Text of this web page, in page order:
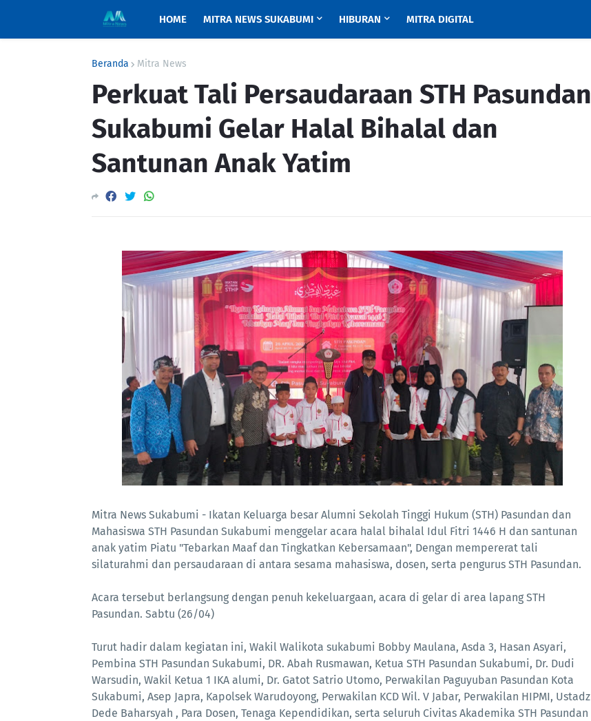
HOME MITRA NEWS SUKABUMI HIBURAN MITRA DIGITAL
Beranda Mitra News
Perkuat Tali Persaudaraan STH Pasundan
Sukabumi Gelar Halal Bihalal dan
Santunan Anak Yatim
Mitra News Sukabumi - Ikatan Keluarga besar Alumni Sekolah Tinggi Hukum (STH) Pasundan dan
Mahasiswa STH Pasundan Sukabumi menggelar acara halal bihalal Idul Fitri 1446 H dan santunan
anak yatim Piatu "Tebarkan Maaf dan Tingkatkan Kebersamaan", Dengan mempererat tali
silaturahmi dan persaudaraan di antara sesama mahasiswa, dosen, serta pengurus STH Pasundan.
Acara tersebut berlangsung dengan penuh kekeluargaan, acara di gelar di area lapang STH
Pasundan. Sabtu (26/04)
Turut hadir dalam kegiatan ini, Wakil Walikota sukabumi Bobby Maulana, Asda 3, Hasan Asyari,
Pembina STH Pasundan Sukabumi, DR. Abah Rusmawan, Ketua STH Pasundan Sukabumi, Dr. Dudi
Warsudin, Wakil Ketua 1 IKA alumi, Dr. Gatot Satrio Utomo, Perwakilan Paguyuban Pasundan Kota
Sukabumi, Asep Japra, Kapolsek Warudoyong, Perwakilan KCD Wil. V Jabar, Perwakilan HIPMI, Ustadz
Dede Baharsyah , Para Dosen, Tenaga Kependidikan, serta seluruh Civitas Akademika STH Pasundan